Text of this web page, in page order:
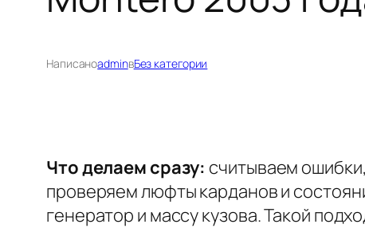
НаписаноadminвБез категории
Что делаем сразу: считываем
проверяем люфты карданов и
генератор и массу кузова. Такой